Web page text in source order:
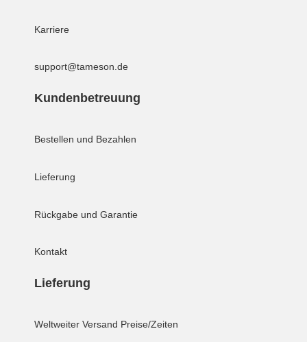
Karriere
support@tameson.de
Kundenbetreuung
Bestellen und Bezahlen
Lieferung
Rückgabe und Garantie
Kontakt
Lieferung
Weltweiter Versand Preise/Zeiten